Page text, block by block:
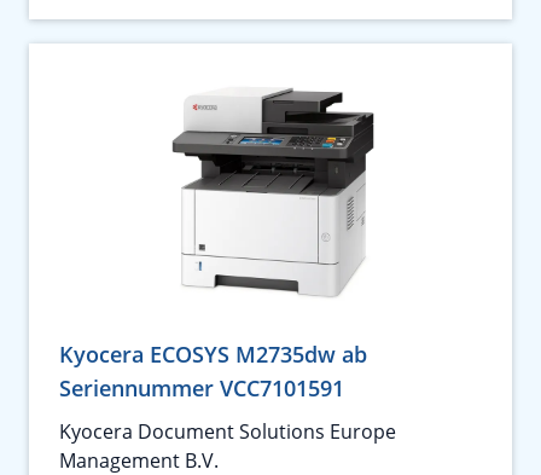
Kyocera ECOSYS M2735dw ab
Seriennummer VCC7101591
Kyocera Document Solutions Europe
Management B.V.